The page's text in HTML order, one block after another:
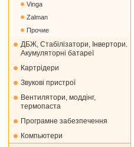
Vinga
Zalman
Прочие
ДБЖ, Стабілізатори, Інвертори.
Акумуляторні батареї
Картрідери
Звукові пристрої
Вентилятори, моддінг,
термопаста
Програмне забезпечення
Компьютери